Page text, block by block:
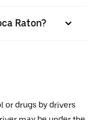
Raton?
or drugs by drivers